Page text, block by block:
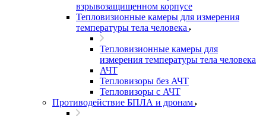
взрывозащищенном корпусе
Тепловизионные камеры для измерения
температуры тела человека
Тепловизионные камеры для
измерения температуры тела человека
АЧТ
Тепловизоры без АЧТ
Тепловизоры с АЧТ
Противодействие БПЛА и дронам